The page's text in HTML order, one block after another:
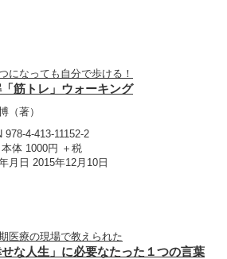
になっても自分で歩ける！
「筋トレ」ウォーキング
（著）
978-4-413-11152-2
体 1000円 ＋税
月日 2015年12月10日
医療の現場で教えられた
せな人生」に必要なたった１つの言葉